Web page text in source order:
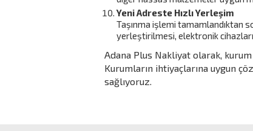
Yeni Adreste Hızlı Yerleşim
Taşınma işlemi tamamlandıktan
yerleştirilmesi, elektronik
Adana Plus Nakliyat olarak,
Kurumların ihtiyaçlarına uygun
sağlıyoruz.